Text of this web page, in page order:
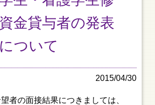
金貸与者の発表
ついて
2015/04/30
者の面接結果につきましては、